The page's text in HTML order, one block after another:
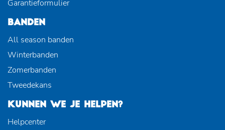
Garantieformulier
BANDEN
All season banden
Winterbanden
Zomerbanden
Tweedekans
KUNNEN WE JE HELPEN?
Helpcenter